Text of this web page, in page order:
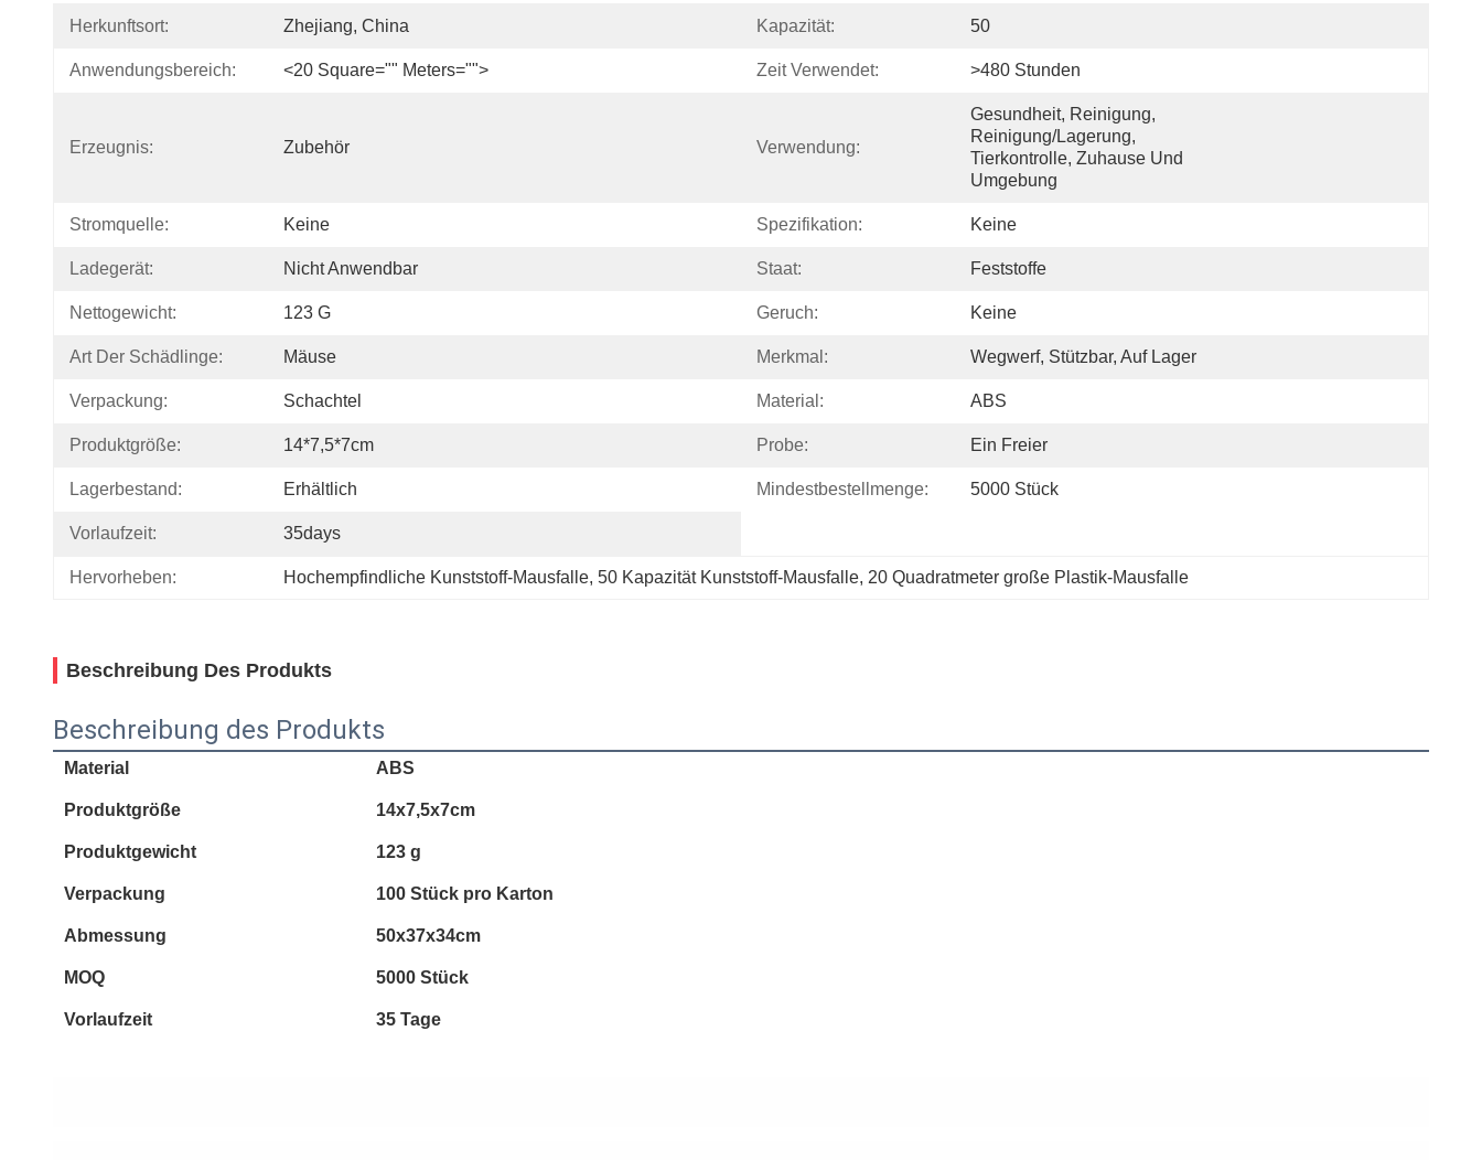
Herkunftsort: Zhejiang, China Kapazität: 50
Anwendungsbereich: <20 Square="" Meters=""> Zeit Verwendet: >480 Stunden
Erzeugnis: Zubehör Verwendung:
Gesundheit, Reinigung,
Reinigung/Lagerung,
Tierkontrolle, Zuhause Und
Umgebung
Stromquelle: Keine Spezifikation: Keine
Ladegerät: Nicht Anwendbar Staat: Feststoffe
Nettogewicht: 123 G Geruch: Keine
Art Der Schädlinge: Mäuse Merkmal: Wegwerf, Stützbar, Auf Lager
Verpackung: Schachtel Material: ABS
Produktgröße: 14*7,5*7cm Probe: Ein Freier
Lagerbestand: Erhältlich Mindestbestellmenge: 5000 Stück
Vorlaufzeit: 35days
Hervorheben: Hochempfindliche Kunststoff-Mausfalle, 50 Kapazität Kunststoff-Mausfalle, 20 Quadratmeter große Plastik-Mausfalle
Beschreibung Des Produkts
Beschreibung des Produkts
Material ABS
Produktgröße 14x7,5x7cm
Produktgewicht 123 g
Verpackung 100 Stück pro Karton
Abmessung 50x37x34cm
MOQ 5000 Stück
Vorlaufzeit 35 Tage